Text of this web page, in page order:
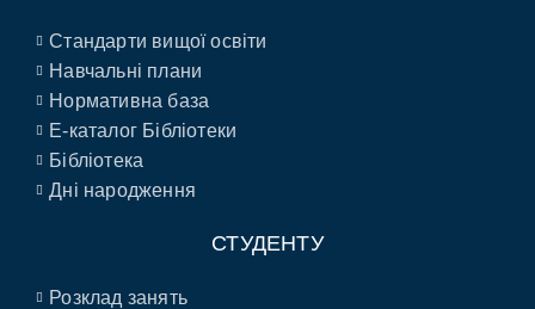
Стандарти вищої освіти
Навчальні плани
Нормативна база
E-каталог Бібліотеки
Бібліотека
Дні народження
СТУДЕНТУ
Розклад занять